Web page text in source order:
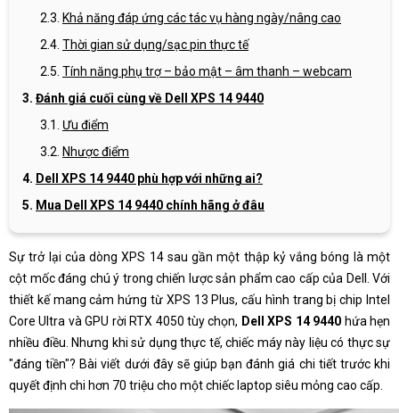
Khả năng đáp ứng các tác vụ hàng ngày/nâng cao
Thời gian sử dụng/sạc pin thực tế
Tính năng phụ trợ – bảo mật – âm thanh – webcam
Đánh giá cuối cùng về Dell XPS 14 9440
Ưu điểm
Nhược điểm
Dell XPS 14 9440 phù hợp với những ai?
Mua Dell XPS 14 9440 chính hãng ở đâu
Sự trở lại của dòng XPS 14 sau gần một thập kỷ vắng bóng là một
cột mốc đáng chú ý trong chiến lược sản phẩm cao cấp của Dell. Với
thiết kế mang cảm hứng từ XPS 13 Plus, cấu hình trang bị chip Intel
Core Ultra và GPU rời RTX 4050 tùy chọn, Dell XPS 14 9440 hứa hẹn
nhiều điều. Nhưng khi sử dụng thực tế, chiếc máy này liệu có thực sự
"đáng tiền"? Bài viết dưới đây sẽ giúp bạn đánh giá chi tiết trước khi
quyết định chi hơn 70 triệu cho một chiếc laptop siêu mỏng cao cấp.